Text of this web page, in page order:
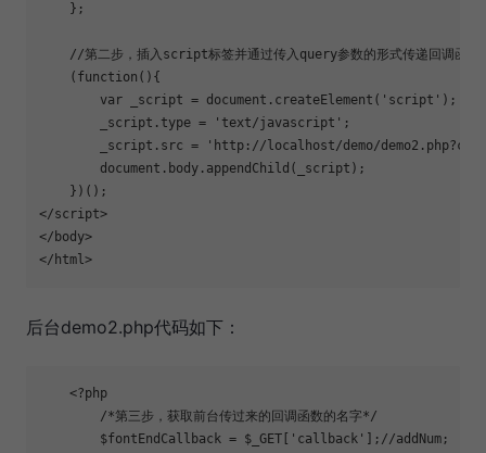
    };
//第二步，插入script标签并通过传入query参数的形式传递回调函数
    (
function (){
var _script = document . createElement ( ' script ' );
_script . type = ' text/javascript ' ;
_script . src = ' http://localhost/demo/
document . body . appendChild (_script);
    })();
</script>
</ body>
</ html
后台demo2.php代码如下：
<?php
/*第三步，获取前台传过来的回调函数的名字*/
$fontEndCallback = $_GET ' callback ' ]; //addNum;